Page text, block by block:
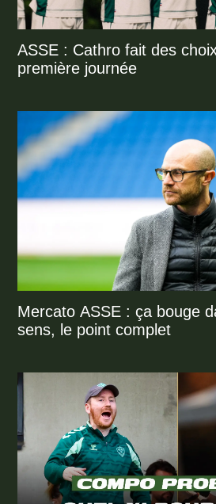
ASSE : Cathro fait des
première journée
Mercato ASSE : ça bouge
sens, le point complet